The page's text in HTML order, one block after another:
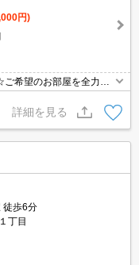
円)
希望のお部屋を全力で
詳細を見る
徒歩6分
丁目